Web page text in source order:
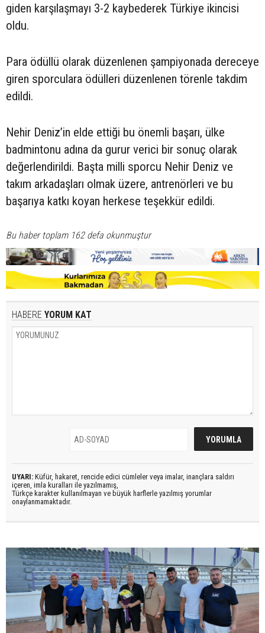
giden karşılaşmayı 3-2 kaybederek Türkiye ikincisi
oldu.
Para ödüllü olarak düzenlenen şampiyonada dereceye
giren sporculara ödülleri düzenlenen törenle takdim
edildi.
Nehir Deniz’in elde ettiği bu önemli başarı, ülke
badmintonu adına da gurur verici bir sonuç olarak
değerlendirildi. Başta milli sporcu Nehir Deniz ve
takım arkadaşları olmak üzere, antrenörleri ve bu
başarıya katkı koyan herkese teşekkür edildi.
Bu haber toplam 162 defa okunmuştur
HABERE YORUM KAT
UYARI: Küfür, hakaret, rencide edici cümleler veya imalar, inançlara saldırı
içeren, imla kuralları ile yazılmamış,
Türkçe karakter kullanılmayan ve büyük harflerle yazılmış yorumlar
onaylanmamaktadır.